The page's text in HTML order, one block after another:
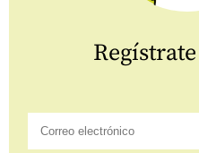
Regístrate